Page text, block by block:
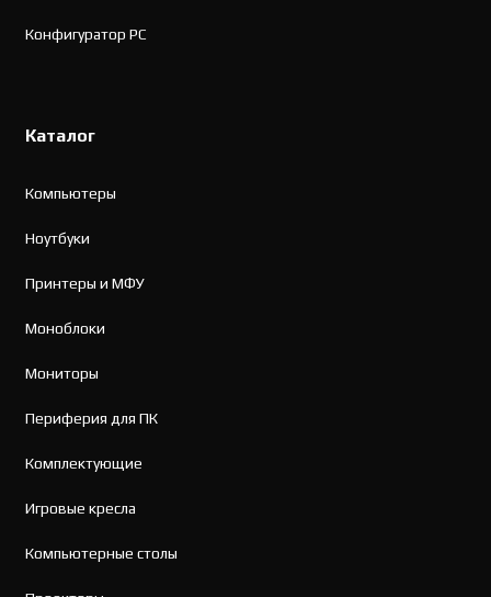
Конфигуратор PC
Каталог
Компьютеры
Ноутбуки
Принтеры и МФУ
Моноблоки
Мониторы
Периферия для ПК
Комплектующие
Игровые кресла
Компьютерные столы